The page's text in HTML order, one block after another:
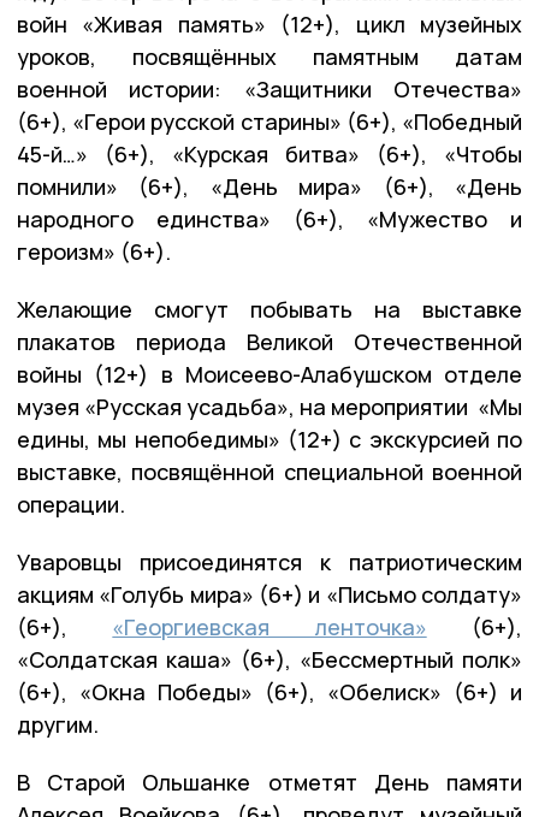
войн «Живая память» (12+), цикл музейных
уроков, посвящённых памятным датам
военной истории: «Защитники Отечества»
(6+), «Герои русской старины» (6+), «Победный
45-й…» (6+), «Курская битва» (6+), «Чтобы
помнили» (6+), «День мира» (6+), «День
народного единства» (6+), «Мужество и
героизм» (6+).
Желающие смогут побывать на выставке
плакатов периода Великой Отечественной
войны (12+) в Моисеево-Алабушском отделе
музея «Русская усадьба», на мероприятии «Мы
едины, мы непобедимы» (12+) с экскурсией по
выставке, посвящённой специальной военной
операции.
Уваровцы присоединятся к патриотическим
акциям «Голубь мира» (6+) и «Письмо солдату»
(6+), «Георгиевская ленточка» (6+),
«Солдатская каша» (6+), «Бессмертный полк»
(6+), «Окна Победы» (6+), «Обелиск» (6+) и
другим.
В Старой Ольшанке отметят День памяти